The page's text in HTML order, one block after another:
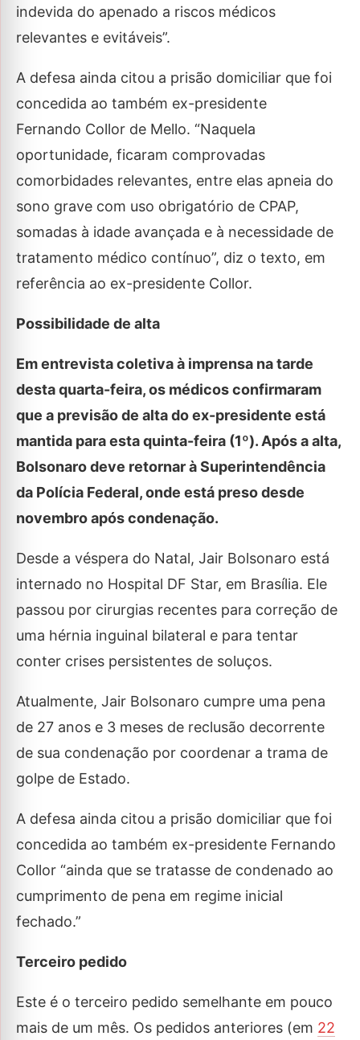
indevida do apenado a riscos médicos
relevantes e evitáveis”.
A defesa ainda citou a prisão domiciliar que foi
concedida ao também ex-presidente
Fernando Collor de Mello. “Naquela
oportunidade, ficaram comprovadas
comorbidades relevantes, entre elas apneia do
sono grave com uso obrigatório de CPAP,
somadas à idade avançada e à necessidade de
tratamento médico contínuo”, diz o texto, em
referência ao ex-presidente Collor.
Possibilidade de alta
Em entrevista coletiva à imprensa na tarde
desta quarta-feira, os médicos confirmaram
que a previsão de alta do ex-presidente está
mantida para esta quinta-feira (1º). Após a alta,
Bolsonaro deve retornar à Superintendência
da Polícia Federal, onde está preso desde
novembro após condenação.
Desde a véspera do Natal, Jair Bolsonaro está
internado no Hospital DF Star, em Brasília. Ele
passou por cirurgias recentes para correção de
uma hérnia inguinal bilateral e para tentar
conter crises persistentes de soluços.
Atualmente, Jair Bolsonaro cumpre uma pena
de 27 anos e 3 meses de reclusão decorrente
de sua condenação por coordenar a trama de
golpe de Estado.
A defesa ainda citou a prisão domiciliar que foi
concedida ao também ex-presidente Fernando
Collor “ainda que se tratasse de condenado ao
cumprimento de pena em regime inicial
fechado.”
Terceiro pedido
Este é o terceiro pedido semelhante em pouco
mais de um mês. Os pedidos anteriores (em 22